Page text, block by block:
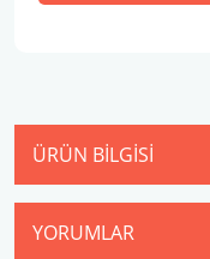
ÜRÜN BILGISI
YORUMLAR